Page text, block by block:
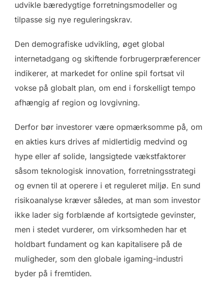
udvikle bæredygtige forretningsmodeller og
tilpasse sig nye reguleringskrav.
Den demografiske udvikling, øget global
internetadgang og skiftende forbrugerpræferencer
indikerer, at markedet for online spil fortsat vil
vokse på globalt plan, om end i forskelligt tempo
afhængig af region og lovgivning.
Derfor bør investorer være opmærksomme på, om
en akties kurs drives af midlertidig medvind og
hype eller af solide, langsigtede vækstfaktorer
såsom teknologisk innovation, forretningsstrategi
og evnen til at operere i et reguleret miljø. En sund
risikoanalyse kræver således, at man som investor
ikke lader sig forblænde af kortsigtede gevinster,
men i stedet vurderer, om virksomheden har et
holdbart fundament og kan kapitalisere på de
muligheder, som den globale igaming-industri
byder på i fremtiden.